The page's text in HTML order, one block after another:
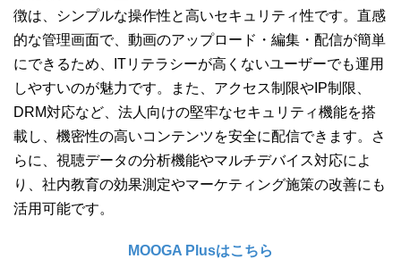
徴は、シンプルな操作性と高いセキュリティ性です。直感
的な管理画面で、動画のアップロード・編集・配信が簡単
にできるため、ITリテラシーが高くないユーザーでも運用
しやすいのが魅力です。また、アクセス制限やIP制限、
DRM対応など、法人向けの堅牢なセキュリティ機能を搭
載し、機密性の高いコンテンツを安全に配信できます。さ
らに、視聴データの分析機能やマルチデバイス対応によ
り、社内教育の効果測定やマーケティング施策の改善にも
活用可能です。
MOOGA Plusはこちら